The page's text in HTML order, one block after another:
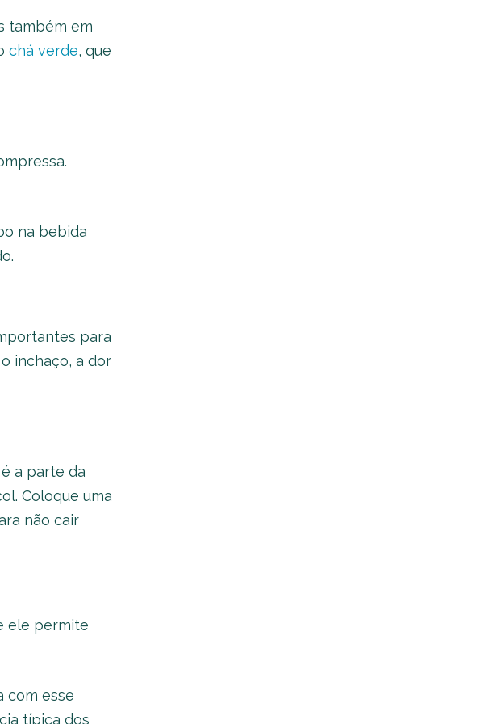
também em
chá verde, que
na bebida
para
inchaço, a dor
a parte da
Coloque uma
não cair
ele permite
com esse
típica dos